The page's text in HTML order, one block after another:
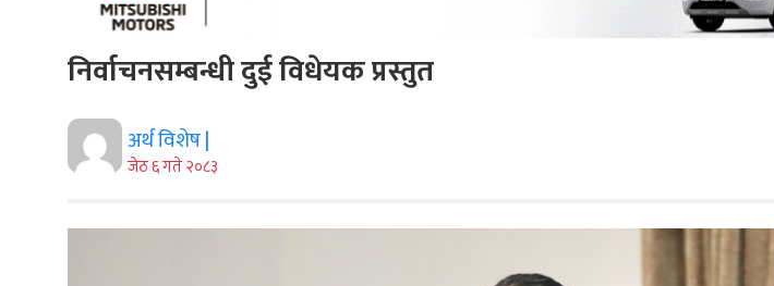
निर्वाचनसम्बन्धी दुई विधेयक प्रस्तुत
अर्थ विशेष |
जेठ ६ गते २०८३